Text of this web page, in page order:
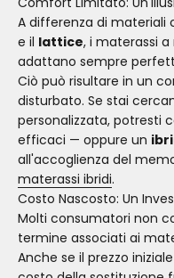
A differenza di materiali
e il lattice, i materassi
adattano sempre
Ciò può risultare in un
disturbato. Se stai
personalizzata, potresti
efficaci — oppure un
all'accoglienza del
materassi ibridi.
Costo Nascosto: Un
Molti consumatori non
termine associati ai
Anche se il prezzo